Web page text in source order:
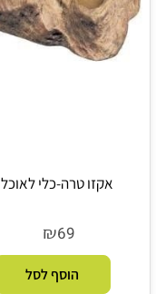
אקזו טרה-כלי לאוכל L
₪69
הוסף לסל